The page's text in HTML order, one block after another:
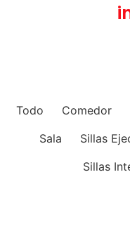
Todo Comedor
Sala
Sillas
Sillas